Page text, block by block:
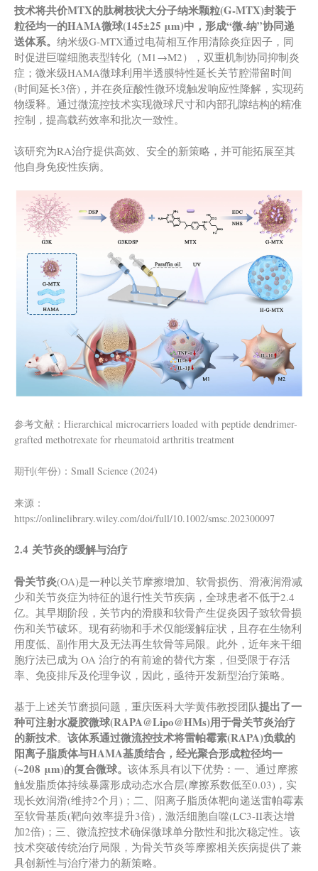
技术将共价MTX的肽树枝状大分子纳米颗粒(G-MTX)封装于
粒径均一的HAMA微球(145±25 μm)中，形成“微-纳”协同递
送体系。 纳米级G-MTX通过电荷相互作用清除炎症因子，同
时促进巨噬细胞表型转化（M1→M2），双重机制协同抑制炎
症；微米级HAMA微球利用半透膜特性延长关节腔滞留时间
(时间延长3倍)，并在炎症酸性微环境触发响应性降解，实现药
物缓释。通过微流控技术实现微球尺寸和内部孔隙结构的精准
控制，提高载药效率和批次一致性。
该研究为RA治疗提供高效、安全的新策略，并可能拓展至其
他自身免疫性疾病。
参考文献：Hierarchical microcarriers loaded with peptide dendrimer-
grafted methotrexate for rheumatoid arthritis treatment
期刊(年份)：Small Science (2024)
来源：
https://onlinelibrary.wiley.com/doi/full/10.1002/smsc.202300097
2.4 关节炎的缓解与治疗
骨关节炎(OA)是一种以关节摩擦增加、软骨损伤、滑液润滑减
少和关节炎症为特征的退行性关节疾病，全球患者不低于2.4
亿。其早期阶段，关节内的滑膜和软骨产生促炎因子致软骨损
伤和关节破坏。现有药物和手术仅能缓解症状，且存在生物利
用度低、副作用大及无法再生软骨等局限。此外，近年来干细
胞疗法已成为 OA 治疗的有前途的替代方案，但受限于存活
率、免疫排斥及伦理争议，因此，亟待开发新型治疗策略。
基于上述关节磨损问题，重庆医科大学黄伟教授团队提出了一
种可注射水凝胶微球(RAPA@Lipo@HMs)用于骨关节炎治疗
的新技术。 该体系通过微流控技术将雷帕霉素(RAPA)负载的
阳离子脂质体与HAMA基质结合，经光聚合形成粒径均一
(~208 μm)的复合微球。 该体系具有以下优势：一、通过摩擦
触发脂质体持续暴露形成动态水合层(摩擦系数低至0.03)，实
现长效润滑(维持2个月)；二、阳离子脂质体靶向递送雷帕霉素
至软骨基质(靶向效率提升3倍)，激活细胞自噬(LC3-II表达增
加2倍)；三、微流控技术确保微球单分散性和批次稳定性。该
技术突破传统治疗局限，为骨关节炎等摩擦相关疾病提供了兼
具创新性与治疗潜力的新策略。